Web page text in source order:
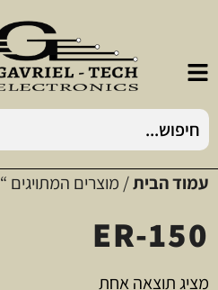
עמוד הבית/ מוצרים המתויגים “ER-150”
ER-150
מציג תוצאה אחת